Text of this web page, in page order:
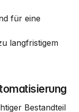
für eine
langfristigem
Bestandteil